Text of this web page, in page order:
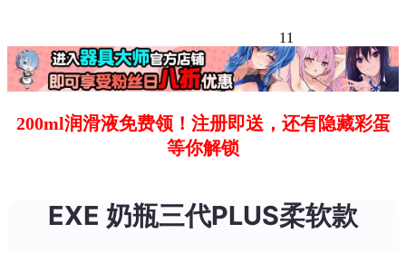
11
200ml润滑液免费领！注册即送，还有隐藏彩蛋
等你解锁
EXE 奶瓶三代PLUS柔软款